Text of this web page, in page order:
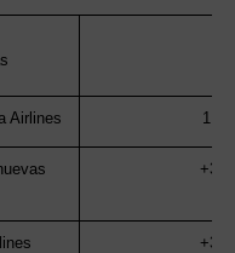
Airlines 1
+34
+34